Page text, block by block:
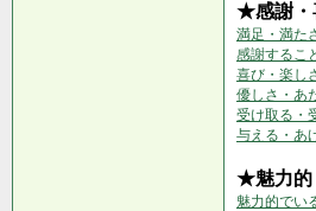
★感謝・
満足・満た
感謝するこ
喜び・楽し
優しさ・あ
受け取る・
与える・あ
★魅力的
魅力的でい